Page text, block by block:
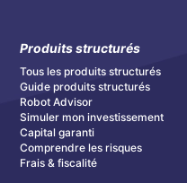
Produits structurés
Tous les produits structurés
Guide produits structurés
Robot Advisor
Simuler mon investissement
Capital garanti
Comprendre les risques
Frais & fiscalité